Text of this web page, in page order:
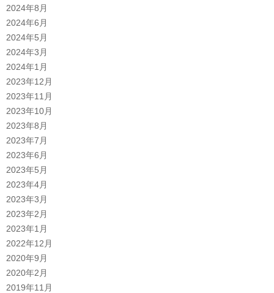
2024年8月
2024年6月
2024年5月
2024年3月
2024年1月
2023年12月
2023年11月
2023年10月
2023年8月
2023年7月
2023年6月
2023年5月
2023年4月
2023年3月
2023年2月
2023年1月
2022年12月
2020年9月
2020年2月
2019年11月